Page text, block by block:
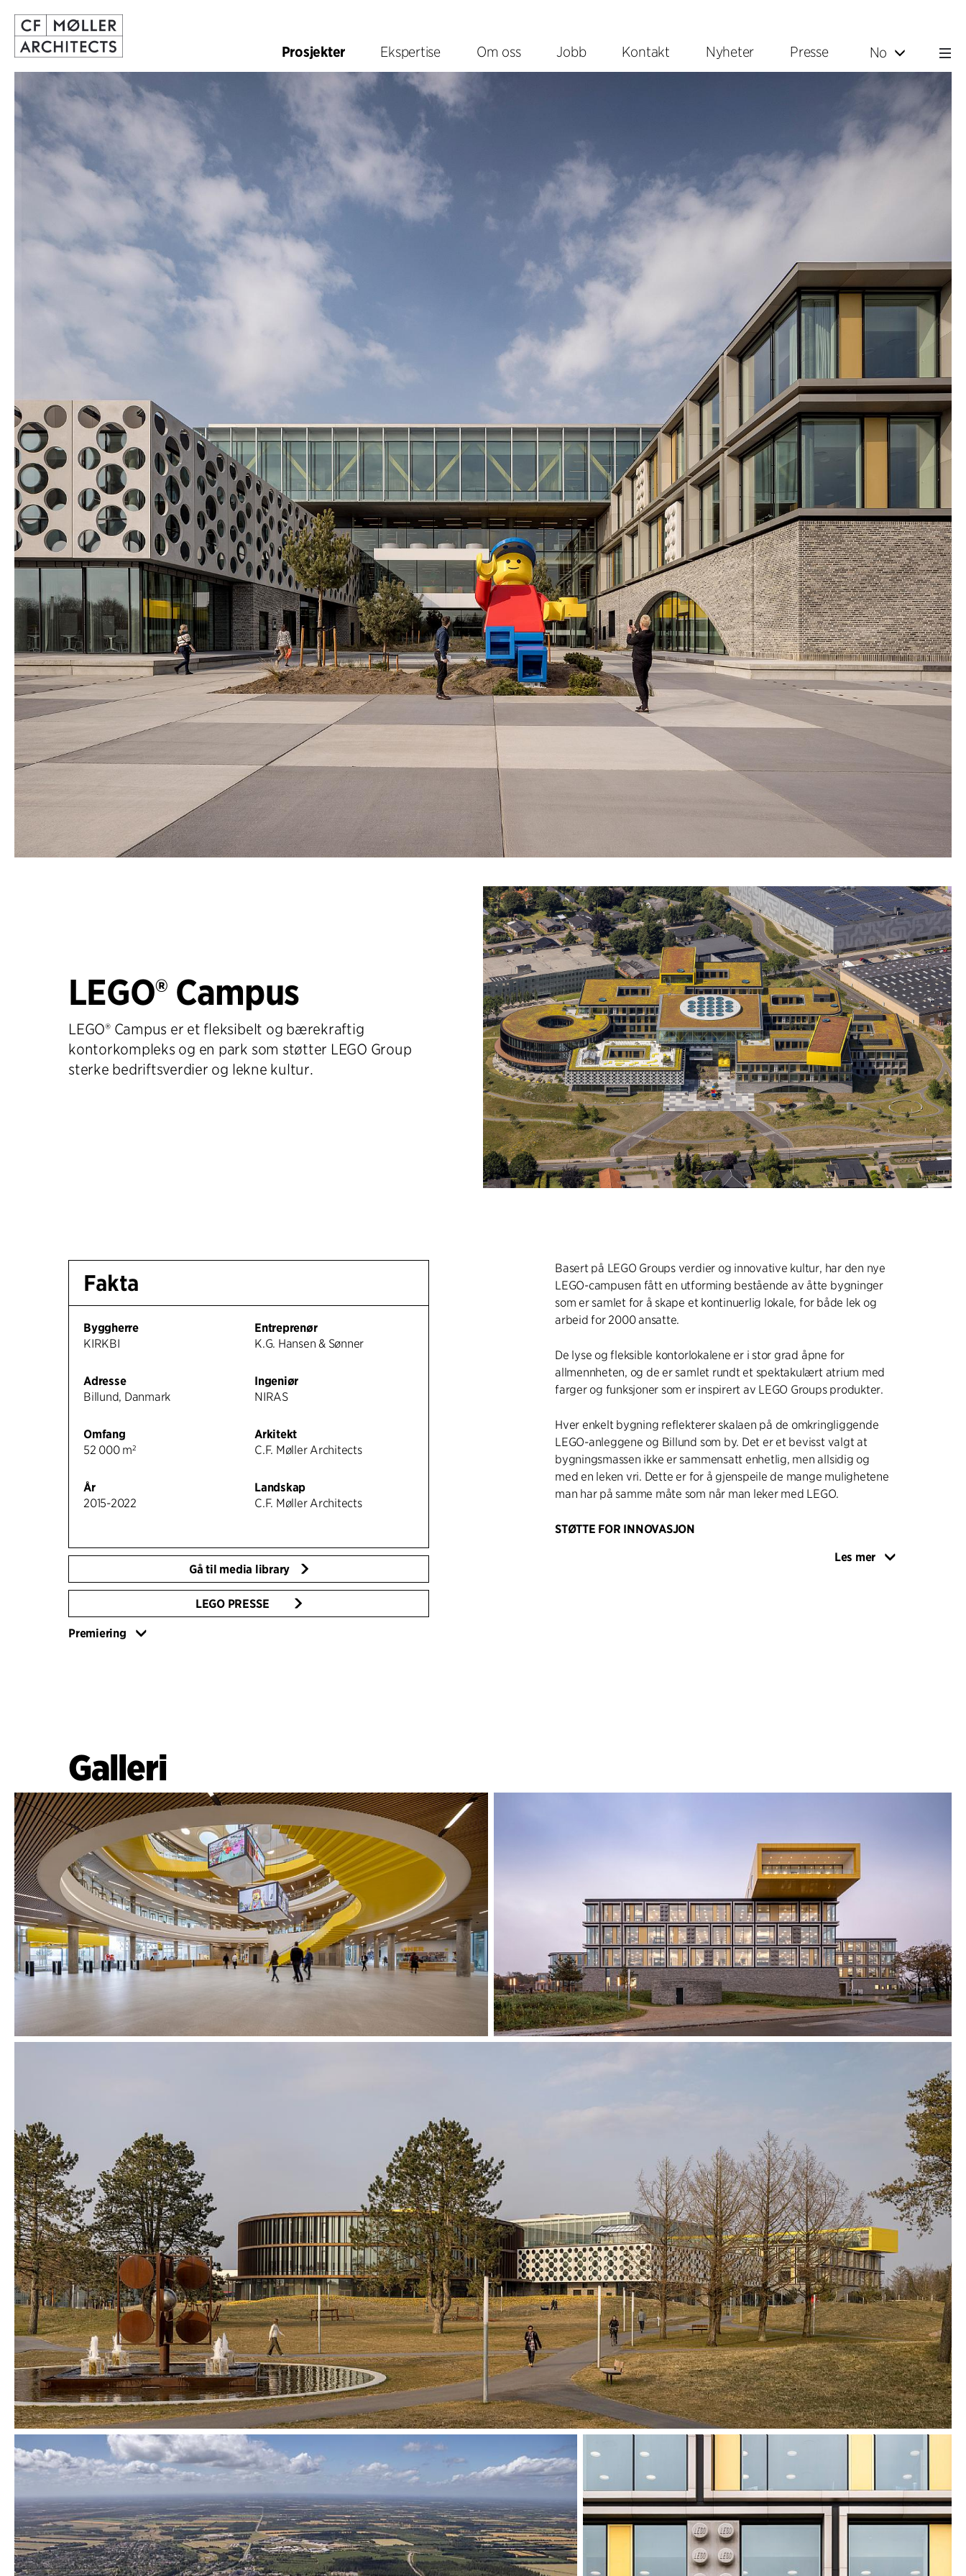
Prosjekter Ekspertise Om oss Jobb Kontakt Nyheter Presse No
LEGO® Campus
LEGO® Campus er et fleksibelt og bærekraftig
kontorkompleks og en park som støtter LEGO Group
sterke bedriftsverdier og lekne kultur.
Fakta
Byggherre
KIRKBI
Adresse
Billund, Danmark
Omfang
52 000 m²
År
2015-2022
Entreprenør
K.G. Hansen & Sønner
Ingeniør
NIRAS
Arkitekt
C.F. Møller Architects
Landskap
C.F. Møller Architects
Gå til media library
LEGO PRESSE
Premiering
Basert på LEGO Groups verdier og innovative kultur, har den nye
LEGO-campusen fått en utforming bestående av åtte bygninger
som er samlet for å skape et kontinuerlig lokale, for både lek og
arbeid for 2000 ansatte.
De lyse og fleksible kontorlokalene er i stor grad åpne for
allmennheten, og de er samlet rundt et spektakulært atrium med
farger og funksjoner som er inspirert av LEGO Groups produkter.
Hver enkelt bygning reflekterer skalaen på de omkringliggende
LEGO-anleggene og Billund som by. Det er et bevisst valgt at
bygningsmassen ikke er sammensatt enhetlig, men allsidig og
med en leken vri. Dette er for å gjenspeile de mange mulighetene
man har på samme måte som når man leker med LEGO.
STØTTE FOR INNOVASJON
Et kultur- og aktivitetssenter kalt «People House» ligger i første
bygningen.
områder utendørs til møter, turer og lek. Disse elementene bryter
ned barrierene mellom inne og ute for å stimulere til innovasjon.
Man er omgitt av grøntområder overalt, i form av parken,
gårdsplasser, små hager og grønne tak med drivhus og
minigolfbane.
Med grønne tak, slitesterke materialer, forsterket biologisk
mangfold og samling av regnvann for distribusjon til bassenger og
innsjøer, gjør LEGO Campus til et svært bærekraftig kompleks som
oppnår den strengeste energisertifiseringen i Danmark i 2020.
Les mer
Galleri